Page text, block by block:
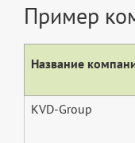
Пример
Название
KVD-Group